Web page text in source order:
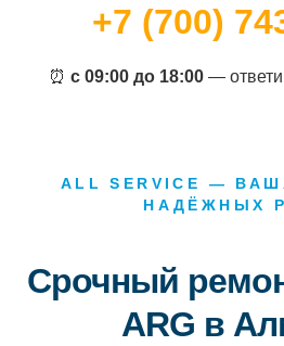
+7 (700)
⏰ с 09:00 до 18:00 —
ALL SERVICE —
НАДЁЖНЫХ
Срочный
ARG в